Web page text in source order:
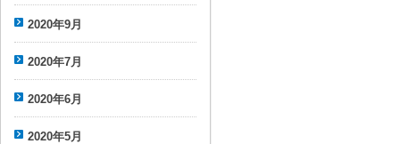
2020年9月
2020年7月
2020年6月
2020年5月